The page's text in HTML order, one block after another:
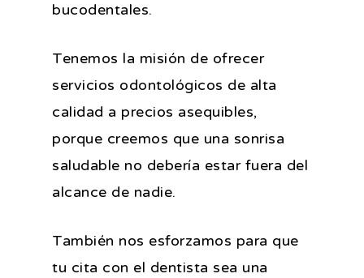
bucodentales.
Tenemos la misión de ofrecer
servicios odontológicos de alta
calidad a precios asequibles,
porque creemos que una sonrisa
saludable no debería estar fuera del
alcance de nadie.
También nos esforzamos para que
tu cita con el dentista sea una